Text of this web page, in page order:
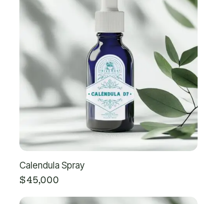
Calendula Spray
$45,000